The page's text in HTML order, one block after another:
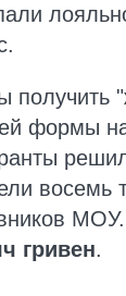
получить
формы
восемь
гривен.